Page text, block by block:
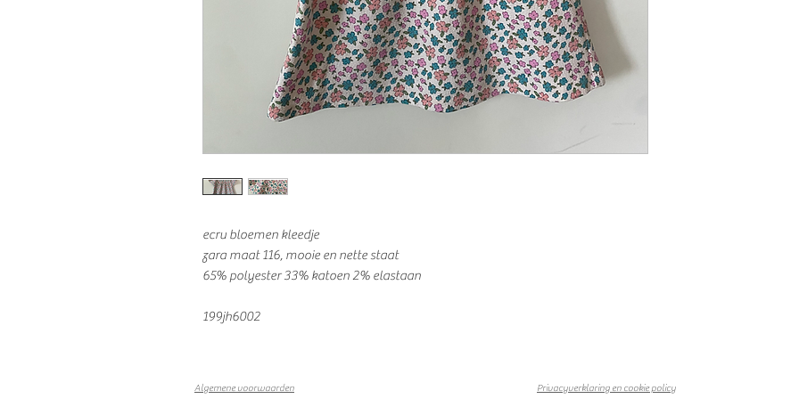
ecru bloemen kleedje
zara maat 116, mooie en nette staat
65% polyester 33% katoen 2% elastaan
199jh6002
Algemene voorwaarden Privacyverklaring en cookie policy